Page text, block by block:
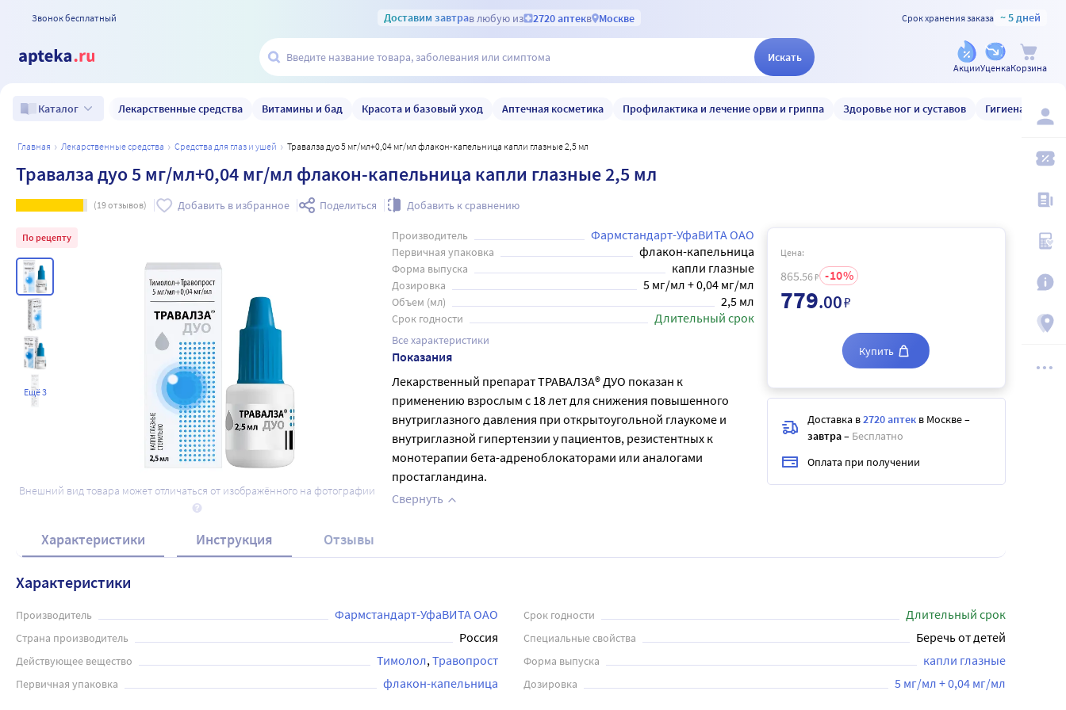
Звонок бесплатный Доставим завтрав любую из 2720 аптекв Москве Срок хранения заказа ~ 5 дней
Искать
АкцииУценкаКорзина
Каталог Лекарственные средства Витамины и бад Красота и базовый уход Аптечная косметика Профилактика и лечение орви и гриппа Здоровье ног и суставов Гигиена и уход
главная лекарственные средства средства для глаз и ушей Травалза дуо 5 мг/мл+0,04 мг/мл флакон-капельница капли глазные 2,5 мл
Травалза дуо 5 мг/мл+0,04 мг/мл флакон-капельница капли глазные 2,5 мл
(19отзывов) Добавить в избранное Поделиться Добавить к сравнению
По рецепту
Ещё 3
Внешний вид товара может отличаться от изображённого на фотографии
Производитель Фармстандарт-УфаВИТА ОАО
Первичная упаковка флакон-капельница
Форма выпуска капли глазные
Дозировка 5 мг/мл + 0,04 мг/мл
Объем (мл) 2,5 мл
Срок годности Длительный срок
Все характеристики
Показания
Лекарственный препарат ТРАВАЛЗА® ДУО показан к
применению взрослым с 18 лет для снижения повышенного
внутриглазного давления при открытоугольной глаукоме и
внутриглазной гипертензии у пациентов, резистентных к
монотерапии бета-адреноблокаторами или аналогами
простагландина.
Свернуть
Цена:
865.56₽ 10
779.00₽
Купить
Доставка в2720 аптек в Москве–
завтра– Бесплатно
Оплата при получении
Характеристики Инструкция Отзывы
Характеристики
Производитель Фармстандарт-УфаВИТА ОАО Срок годности Длительный срок
Страна производитель Россия Специальные свойства Беречь от детей
Действующее вещество Тимолол Травопрост Форма выпуска капли глазные
Первичная упаковка флакон-капельница Дозировка 5 мг/мл + 0,04 мг/мл